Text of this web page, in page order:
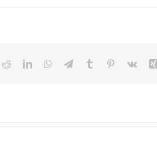
RedditLinkedInWhatsApp
TelegramTumblr Pinterest
Vk